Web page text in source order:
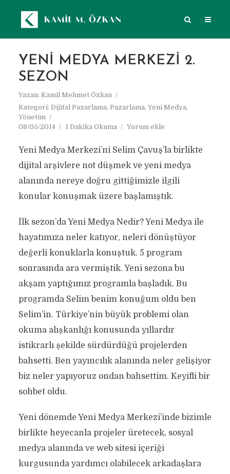
YENI MEDYA MERKEZI 2.
SEZON
Yazan: Kamil Mehmet Özkan
Kategori: Dijital Pazarlama, Pazarlama, Yeni Medya,
Yönetim
08/05/2014
1 Dakika Okuma Yorum ekle
Yeni Medya Merkezi’ni Selim Çavuş’la birlikte
dijital arşivlere not düşmek ve yeni medya
alanında nereye doğru gittiğimizle ilgili
konular konuşmak üzere başlamıştık.
İlk sezon’da Yeni Medya Nedir? Yeni Medya ile
hayatımıza neler katıyor, neleri dönüştüyor
değerli konuklarla konuştuk. 5 program
sonrasında ara vermiştik. Yeni sezona bu
akşam yaptığımız programla başladık. Bu
programda Selim benim konuğum oldu ben
Selim’in. Türkiye’nin büyük problemi olan
okuma alışkanlığı konusunda yıllardır
istikrarlı şekilde sürdürdüğü projelerden
bahsetti. Ben yayıncılık alanında neler gelişiyor
biz neler yapıyoruz ondan bahsettim. Keyifli bir
sohbet oldu.
Yeni dönemde Yeni Medya Merkezi’inde bizimle
birlikte heyecanla projeler üretecek, sosyal
medya alanında ve web sitesi içeriği
kurgusunda yardımcı olabilecek arkadaşlara